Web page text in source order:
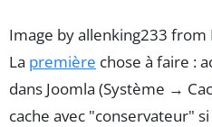
Image by allenking233 from
La première chose à faire :
dans Joomla (Système →
cache avec "conservateur"